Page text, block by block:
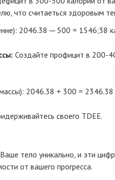
что считаеться здоровым
2046.38 ─ 500 = 1546;38
Создайте профицит в 200-
2046.38 + 300 = 2346.38
своего TDEE.
тело уникально, и эти
от вашего прогресса.